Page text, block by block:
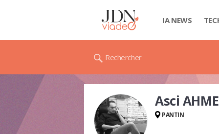
IA NEWS
Rechercher
Asci
PANTIN